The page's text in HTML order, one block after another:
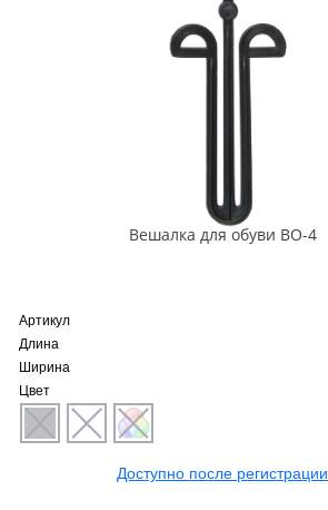
Вешалка для обуви ВО-4
Артикул
Длина
Ширина
Цвет
Доступно после регистрации